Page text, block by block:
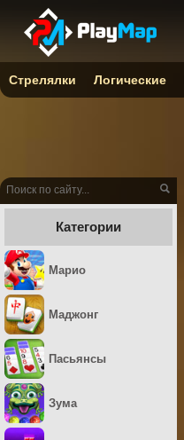
Категории
Марио
Маджонг
Пасьянсы
Зума
Стрелялки Логические